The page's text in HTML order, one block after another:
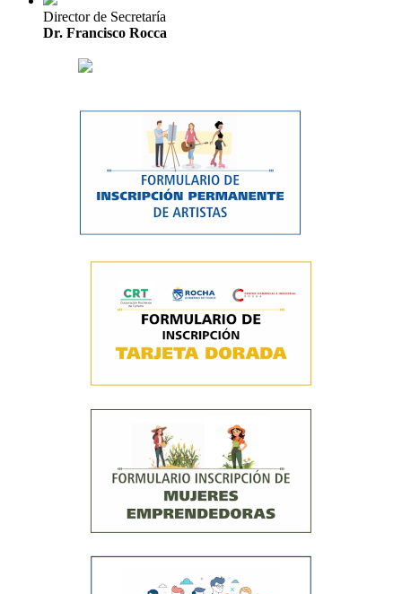
Director de Secretaría
Dr. Francisco Rocca